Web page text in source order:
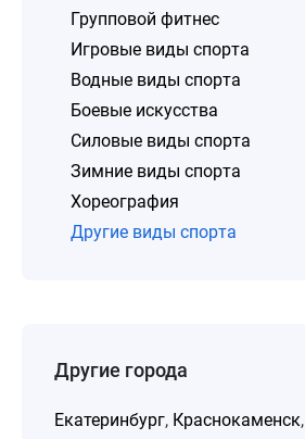
Групповой фитнес
Игровые виды спорта
Водные виды спорта
Боевые искусства
Силовые виды спорта
Зимние виды спорта
Хореография
Другие виды спорта
Другие города
Екатеринбург, Краснокаменск,